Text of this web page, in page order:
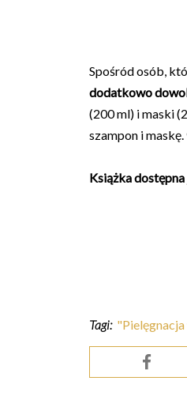
Spośród osób,
dodatkowo
(200 ml) i maski
szampon i
Książka dostępna
Tagi: